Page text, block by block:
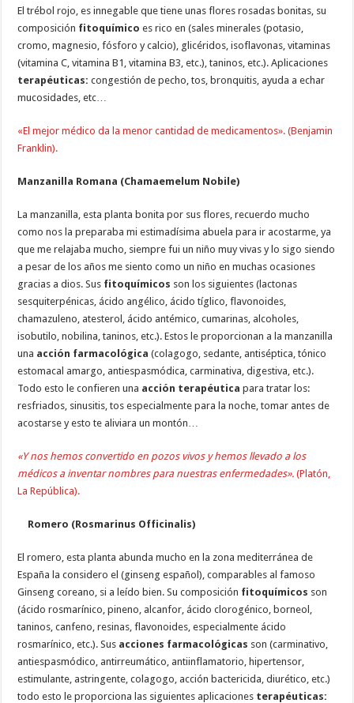
El trébol rojo, es innegable que tiene unas flores rosadas bonitas, su
composición fitoquímico es rico en (sales minerales (potasio,
cromo, magnesio, fósforo y calcio), glicéridos, isoflavonas, vitaminas
(vitamina C, vitamina B1, vitamina B3, etc.), taninos, etc.). Aplicaciones
terapéuticas: congestión de pecho, tos, bronquitis, ayuda a echar
mucosidades, etc…
«El mejor médico da la menor cantidad de medicamentos». (Benjamin
Franklin).
Manzanilla Romana (Chamaemelum Nobile)
La manzanilla, esta planta bonita por sus flores, recuerdo mucho
como nos la preparaba mi estimadísima abuela para ir acostarme, ya
que me relajaba mucho, siempre fui un niño muy vivas y lo sigo siendo
a pesar de los años me siento como un niño en muchas ocasiones
gracias a dios. Sus fitoquímicos son los siguientes (lactonas
sesquiterpénicas, ácido angélico, ácido tíglico, flavonoides,
chamazuleno, atesterol, ácido antémico, cumarinas, alcoholes,
isobutilo, nobilina, taninos, etc.). Estos le proporcionan a la manzanilla
una acción farmacológica (colagogo, sedante, antiséptica, tónico
estomacal amargo, antiespasmódica, carminativa, digestiva, etc.).
Todo esto le confieren una acción terapéutica para tratar los:
resfriados, sinusitis, tos especialmente para la noche, tomar antes de
acostarse y esto te aliviara un montón…
«Y nos hemos convertido en pozos vivos y hemos llevado a los
médicos a inventar nombres para nuestras enfermedades».(Platón,
La República).
Romero (Rosmarinus Officinalis)
El romero, esta planta abunda mucho en la zona mediterránea de
España la considero el (ginseng español), comparables al famoso
Ginseng coreano, si a leído bien. Su composición fitoquímicos son
(ácido rosmarínico, pineno, alcanfor, ácido clorogénico, borneol,
taninos, canfeno, resinas, flavonoides, especialmente ácido
rosmarínico, etc.). Sus acciones farmacológicas son (carminativo,
antiespasmódico, antirreumático, antiinflamatorio, hipertensor,
estimulante, astringente, colagogo, acción bactericida, diurético, etc.)
todo esto le proporciona las siguientes aplicaciones terapéuticas: